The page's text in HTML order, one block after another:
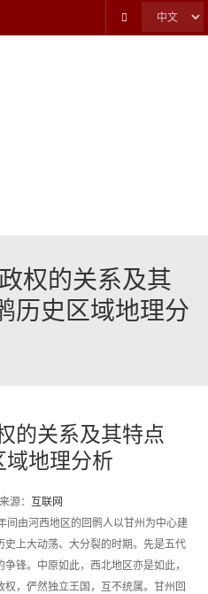
权的关系及其
史区域地理分
的关系及其特点
地理分析
来源：
互联网
间由河西地区的回鹘人以甘州为中心建
上大动荡、大分裂的时期。先是五代
锋。中原如此，西北地区亦是如此，
，俨然独立王国，互不统属。甘州回